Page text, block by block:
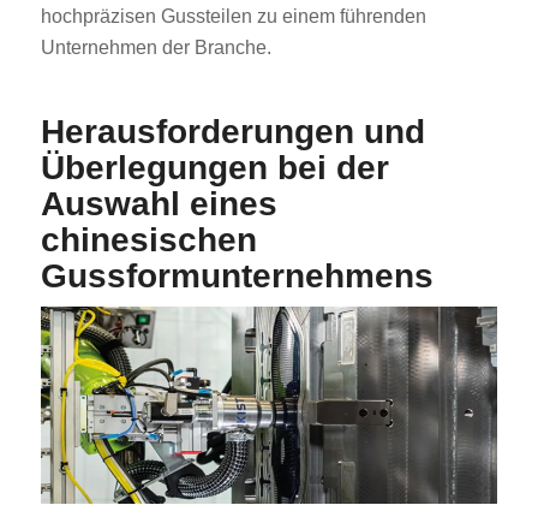
hochpräzisen Gussteilen zu einem führenden
Unternehmen der Branche.
Herausforderungen und
Überlegungen bei der
Auswahl eines
chinesischen
Gussformunternehmens